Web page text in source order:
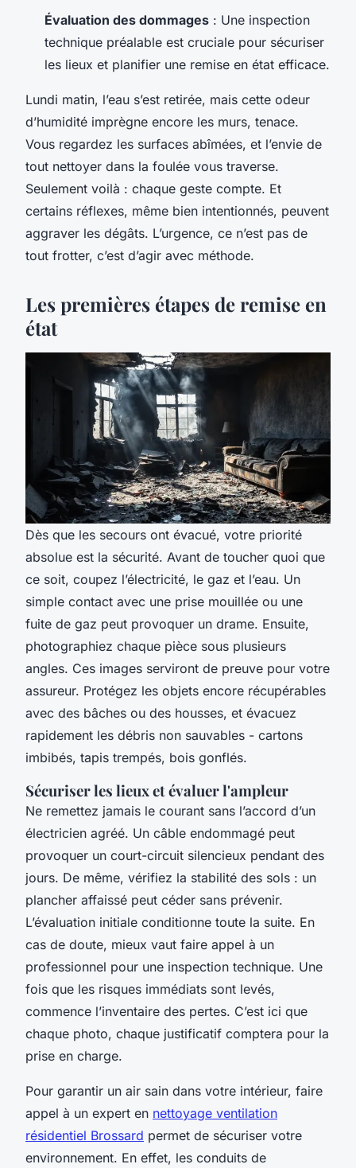
Évaluation des dommages : Une inspection
technique préalable est cruciale pour sécuriser
les lieux et planifier une remise en état efficace.
Lundi matin, l’eau s’est retirée, mais cette odeur
d’humidité imprègne encore les murs, tenace.
Vous regardez les surfaces abîmées, et l’envie de
tout nettoyer dans la foulée vous traverse.
Seulement voilà : chaque geste compte. Et
certains réflexes, même bien intentionnés, peuvent
aggraver les dégâts. L’urgence, ce n’est pas de
tout frotter, c’est d’agir avec méthode.
Les premières étapes de remise en
état
Dès que les secours ont évacué, votre priorité
absolue est la sécurité. Avant de toucher quoi que
ce soit, coupez l’électricité, le gaz et l’eau. Un
simple contact avec une prise mouillée ou une
fuite de gaz peut provoquer un drame. Ensuite,
photographiez chaque pièce sous plusieurs
angles. Ces images serviront de preuve pour votre
assureur. Protégez les objets encore récupérables
avec des bâches ou des housses, et évacuez
rapidement les débris non sauvables - cartons
imbibés, tapis trempés, bois gonflés.
Sécuriser les lieux et évaluer l'ampleur
Ne remettez jamais le courant sans l’accord d’un
électricien agréé. Un câble endommagé peut
provoquer un court-circuit silencieux pendant des
jours. De même, vérifiez la stabilité des sols : un
plancher affaissé peut céder sans prévenir.
L’évaluation initiale conditionne toute la suite. En
cas de doute, mieux vaut faire appel à un
professionnel pour une inspection technique. Une
fois que les risques immédiats sont levés,
commence l’inventaire des pertes. C’est ici que
chaque photo, chaque justificatif comptera pour la
prise en charge.
Pour garantir un air sain dans votre intérieur, faire
appel à un expert en nettoyage ventilation
résidentiel Brossard permet de sécuriser votre
environnement. En effet, les conduits de